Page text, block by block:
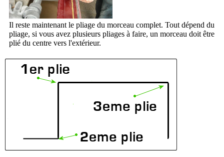
Il reste maintenant le pliage du morceau complet. Tout dépend du
pliage, si vous avez plusieurs pliages à faire, un morceau doit être
plié du centre vers l'extérieur.